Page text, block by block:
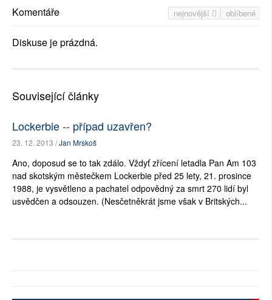
nejnovější oblíbené
Komentáře
Diskuse je prázdná.
Související články
Lockerbie -- případ uzavřen?
23. 12. 2013 /Jan Mrskoš
Ano, doposud se to tak zdálo. Vždyť zřícení letadla Pan Am 103
nad skotským městečkem Lockerbie před 25 lety, 21. prosince
1988, je vysvětleno a pachatel odpovědný za smrt 270 lidí byl
usvědčen a odsouzen. (Nesčetněkrát jsme však v Britských...